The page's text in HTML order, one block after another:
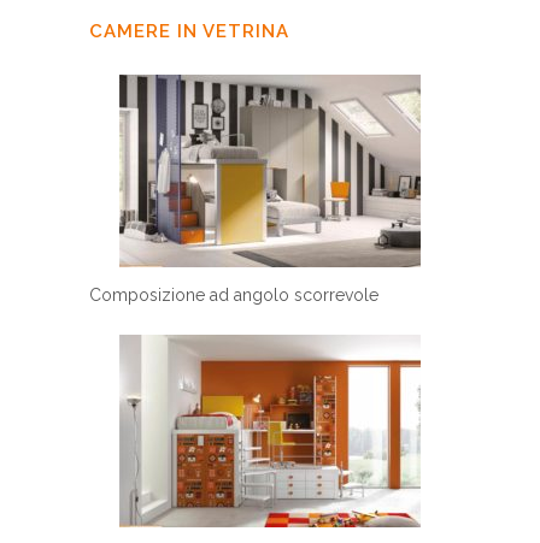
CAMERE IN VETRINA
Composizione ad angolo scorrevole